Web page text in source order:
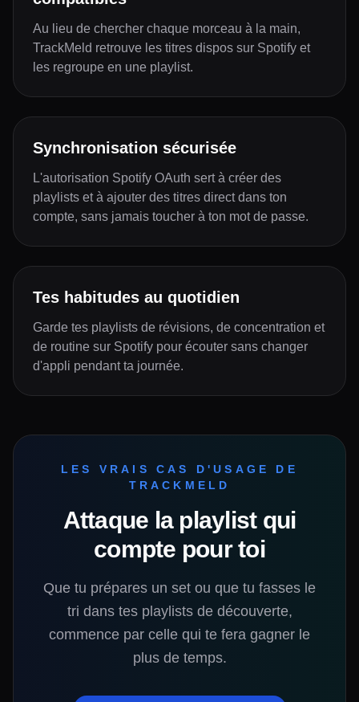
Au lieu de chercher chaque morceau à la main,
TrackMeld retrouve les titres dispos sur Spotify et
les regroupe en une playlist.
Synchronisation sécurisée
L'autorisation Spotify OAuth sert à créer des
playlists et à ajouter des titres direct dans ton
compte, sans jamais toucher à ton mot de passe.
Tes habitudes au quotidien
Garde tes playlists de révisions, de concentration et
de routine sur Spotify pour écouter sans changer
d'appli pendant ta journée.
LES VRAIS CAS D'USAGE DE
TRACKMELD
Attaque la playlist qui
compte pour toi
Que tu prépares un set ou que tu fasses le
tri dans tes playlists de découverte,
commence par celle qui te fera gagner le
plus de temps.